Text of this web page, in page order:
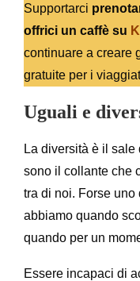
Supportarci
offrici un caffè su
continuare a creare
gratuite per i
Uguali e
La diversità è il
sono il collante che
tra di noi. Forse
abbiamo quando
quando per un
Essere incapaci di